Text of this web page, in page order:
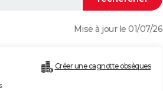
Mise à jour le 01/07/26
Créer une cagnotte obsèques